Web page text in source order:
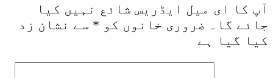
آپ کا ای میل ایڈریس شائع نہیں کیا
جائے گا۔
ضروری خانوں کو * سے نشان زد
کیا گیا ہے